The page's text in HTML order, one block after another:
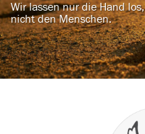
Wir lassen nur die Hand los,
nicht den Menschen.